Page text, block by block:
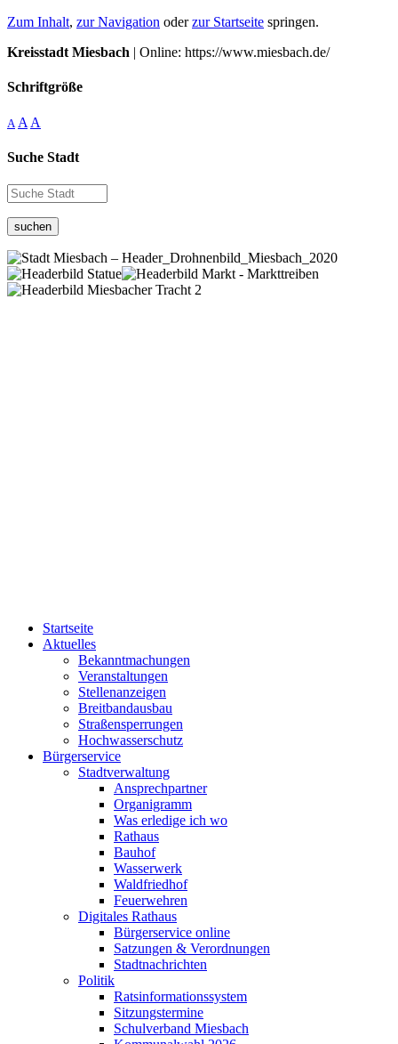
Zum Inhalt, zur Navigation oderzur Startseite springen.
Kreisstadt Miesbach | Online: https://www.miesbach.de/
Schriftgröße
A A A
Suche Stadt
suchen
Startseite
Aktuelles
Bekanntmachungen
Veranstaltungen
Stellenanzeigen
Breitbandausbau
Straßensperrungen
Hochwasserschutz
Bürgerservice
Stadtverwaltung
Ansprechpartner
Organigramm
Was erledige ich wo
Rathaus
Bauhof
Wasserwerk
Waldfriedhof
Feuerwehren
Digitales Rathaus
Bürgerservice online
Satzungen & Verordnungen
Stadtnachrichten
Politik
Ratsinformationssystem
Sitzungstermine
Schulverband Miesbach